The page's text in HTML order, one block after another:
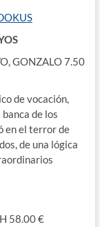
GONZALO 7.50
de vocación,
de los
en el terror de
de una lógica
58.00 €